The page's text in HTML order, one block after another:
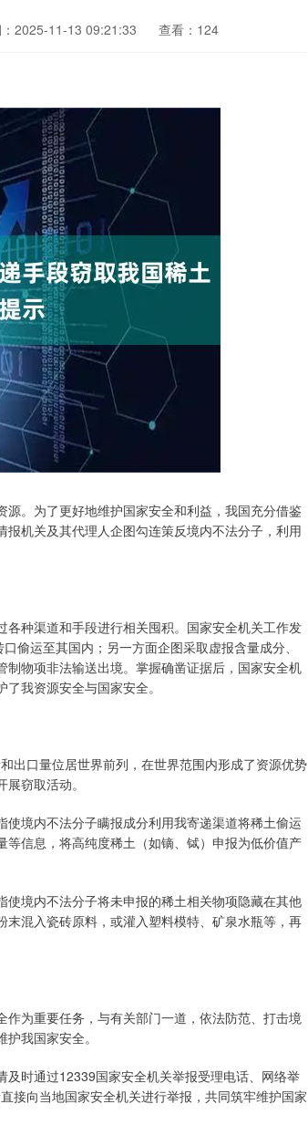
：2025-11-13 09:21:33 查看：124
。为了更好地维护国家安全和利益，我国充分借鉴
机关及其代理人企图勾连策反境内不法分子，利用
种渠道和手段进行相关囤积。国家安全机关工作发
偷运至其国内；另一方面企图采取虚报含量成分、
物项非法输送出境。掌握确凿证据后，国家安全机
我资源安全与国家安全。
出口量位居世界前列，在世界范围内形成了资源优势
窃取活动。
境内不法分子瞒报成分利用我寄递渠道将稀土偷运
信息，将高纯度稀土（如镝、铽）申报为低价值产
境内不法分子将未申报的稀土相关物项隐藏在其他
混入瓷砖原料，或灌入塑料模特、矿泉水瓶等，再
为重要任务，与有关部门一道，依法防范、打击境
我国家安全。
时通过12339国家安全机关举报受理电话、网络举
接向当地国家安全机关进行举报，共同筑牢维护国家